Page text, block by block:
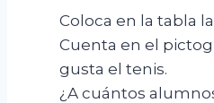
Coloca en la tabla
Cuenta en el
gusta el tenis.
¿A cuántos